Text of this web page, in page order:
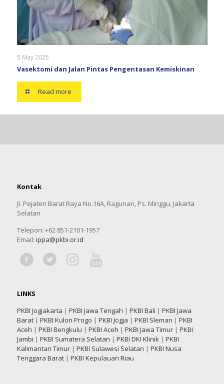
5 May 2025
Vasektomi dan Jalan Pintas Pengentasan Kemiskinan
Read more
Kontak
Jl. Pejaten Barat Raya No.16A, Ragunan, Ps. Minggu, Jakarta
Selatan
Telepon: +62 851-2101-1957
Email: ippa@pkbi.or.id
LINKS
PKBI Jogjakarta | PKBI Jawa Tengah | PKBI Bali | PKBI Jawa
Barat| PKBI Kulon Progo | PKBI Jogja | PKBI Sleman | PKBI
Aceh | PKBI Bengkulu | PKBI Aceh | PKBI Jawa Timur| PKBI
Jambi | PKBI Sumatera Selatan | PKBI DKI Klinik| PKBI
Kalimantan Timur| PKBI Sulawesi Selatan | PKBI Nusa
Tenggara Barat| PKBI Kepulauan Riau